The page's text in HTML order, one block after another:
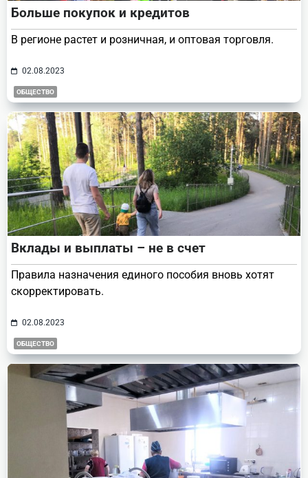
Больше покупок и кредитов
В регионе растет и розничная, и оптовая торговля.
02.08.2023
ОБЩЕСТВО
Вклады и выплаты – не в счет
Правила назначения единого пособия вновь хотят
скорректировать.
02.08.2023
ОБЩЕСТВО